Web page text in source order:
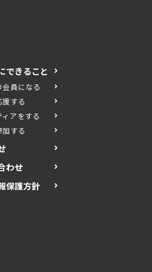
できること
会員になる
援する
アをする
する
わせ
保護方針